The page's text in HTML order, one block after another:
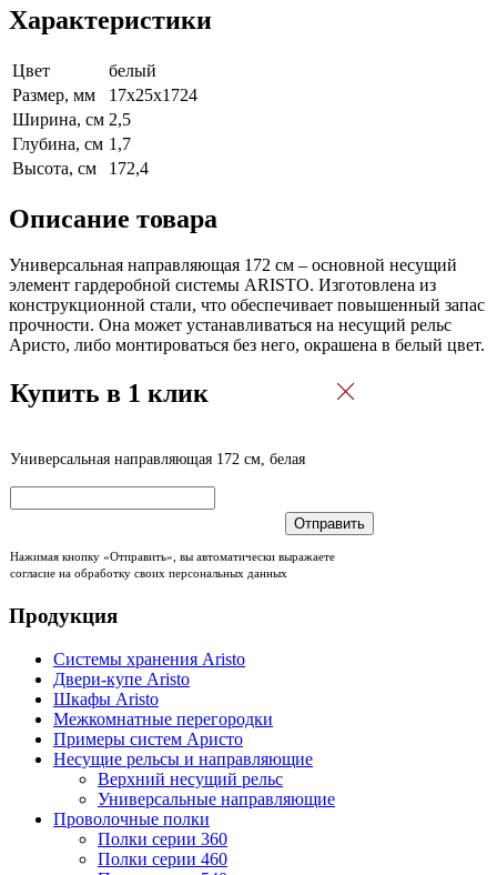
Характеристики
Цвет
белый
Размер, мм
17х25х1724
Ширина, см 2,5
Глубина, см 1,7
Высота, см
172,4
Описание товара
Универсальная направляющая 172 см – основной несущий
элемент гардеробной системы ARISTO. Изготовлена из
конструкционной стали, что обеспечивает повышенный запас
прочности. Она может устанавливаться на несущий рельс
Аристо, либо монтироваться без него, окрашена в белый цвет.
Купить в 1 клик
Универсальная направляющая 172 см, белая
Отправить
Нажимая кнопку «Отправить», вы автоматически выражаете
согласие на обработку своих персональных данных
Продукция
Системы хранения Aristo
Двери-купе Aristo
Шкафы Aristo
Межкомнатные перегородки
Примеры систем Аристо
Несущие рельсы и направляющие
Верхний несущий рельс
Универсальные направляющие
Проволочные полки
Полки серии 360
Полки серии 460